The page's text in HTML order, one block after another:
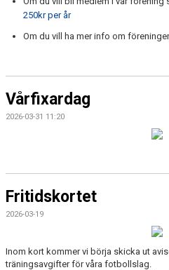
250kr per år
Om du vill ha mer info om
Vårfixardag
2026-03-31 11:20
Fritidskortet
2026-03-19
Inom kort kommer vi börja skicka ut
träningsavgifter för våra fotbollslag.